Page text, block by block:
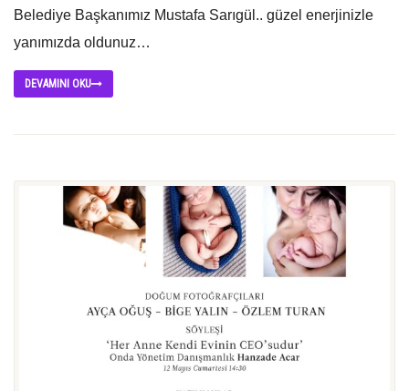
Belediye Başkanımız Mustafa Sarıgül.. güzel enerjinizle
yanımızda oldunuz…
DEVAMINI OKU